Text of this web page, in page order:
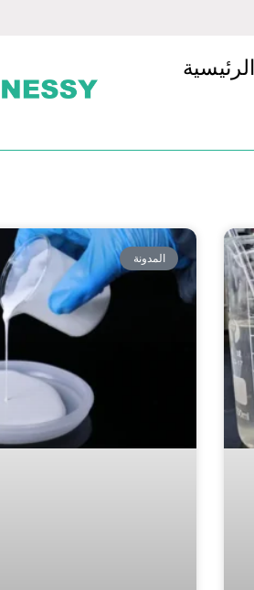
المدونة